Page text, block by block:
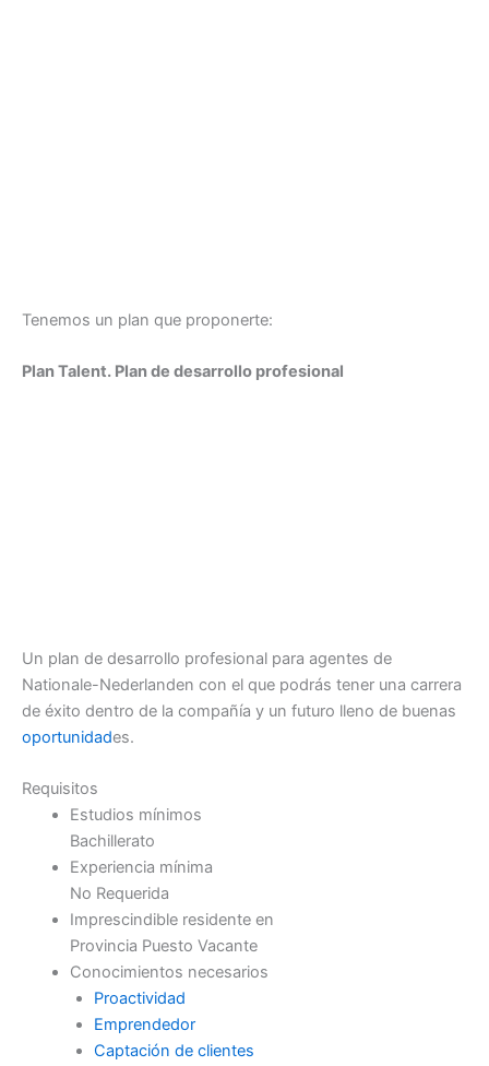
Tenemos un plan que proponerte:
Plan Talent. Plan de desarrollo profesional
Un plan de desarrollo profesional para agentes de
Nationale-Nederlanden con el que podrás tener una carrera
de éxito dentro de la compañía y un futuro lleno de buenas
oportunidades.
Requisitos
Estudios mínimos
Bachillerato
Experiencia mínima
No Requerida
Imprescindible residente en
Provincia Puesto Vacante
Conocimientos necesarios
Proactividad
Emprendedor
Captación de clientes